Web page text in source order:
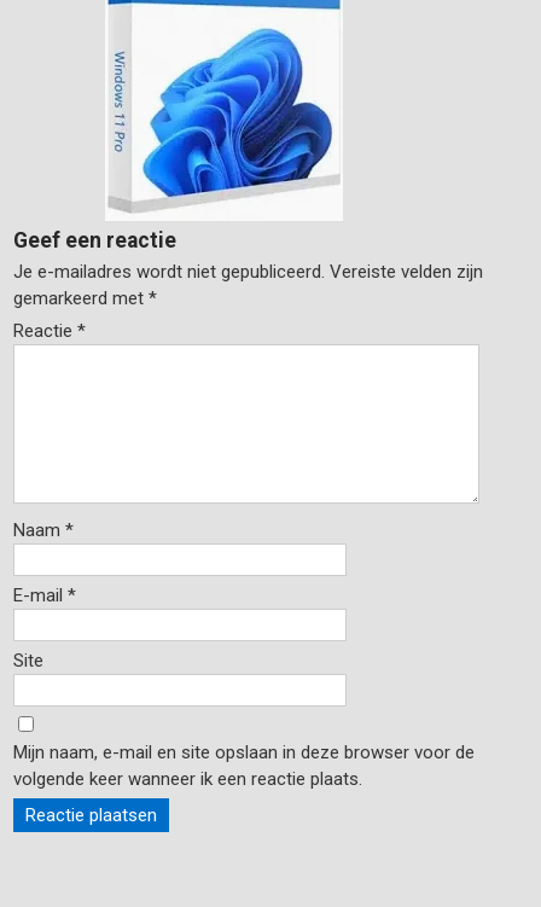
Geef een reactie
Je e-mailadres wordt niet gepubliceerd. Vereiste velden zijn
gemarkeerd met*
Reactie*
Naam*
E-mail*
Site
Mijn naam, e-mail en site opslaan in deze browser voor de
volgende keer wanneer ik een reactie plaats.